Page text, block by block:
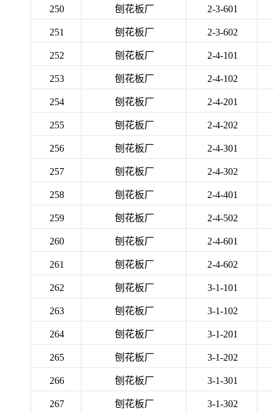
250 刨花板厂 2-3-601
251 刨花板厂 2-3-602
252 刨花板厂 2-4-101
253 刨花板厂 2-4-102
254 刨花板厂 2-4-201
255 刨花板厂 2-4-202
256 刨花板厂 2-4-301
257 刨花板厂 2-4-302
258 刨花板厂 2-4-401
259 刨花板厂 2-4-502
260 刨花板厂 2-4-601
261 刨花板厂 2-4-602
262 刨花板厂 3-1-101
263 刨花板厂 3-1-102
264 刨花板厂 3-1-201
265 刨花板厂 3-1-202
266 刨花板厂 3-1-301
267 刨花板厂 3-1-302